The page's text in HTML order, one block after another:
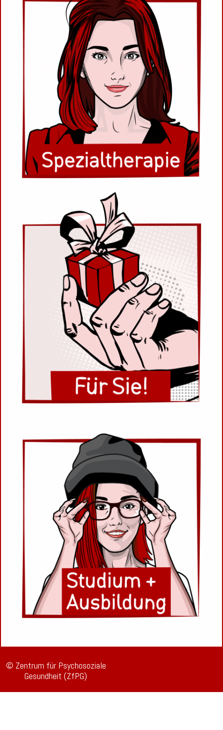
© Zentrum für Psychosoziale
Gesundheit (ZfPG)